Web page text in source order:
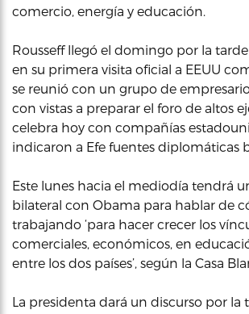
comercio, energía y educación.
Rousseff llegó el domingo por la
en su primera visita oficial a EEUU
se reunió con un grupo de
con vistas a preparar el foro de altos
celebra hoy con compañías
indicaron a Efe fuentes diplomáticas
Este lunes hacia el mediodía tendrá
bilateral con Obama para hablar de
trabajando ‘para hacer crecer los
comerciales, económicos, en
entre los dos países’, según la Casa
La presidenta dará un discurso por la